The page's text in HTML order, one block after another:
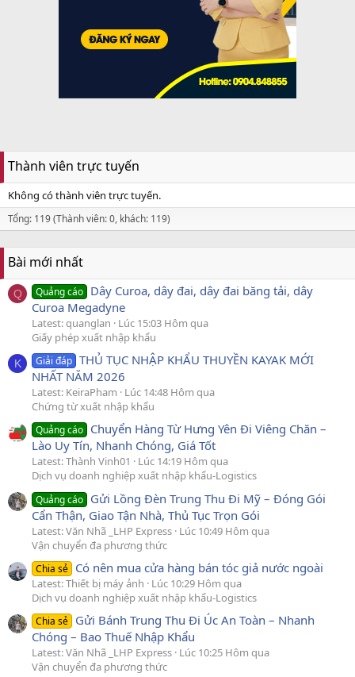
Thành viên trực tuyến
Không có thành viên trực tuyến.
Tổng: 119 (Thành viên: 0, khách: 119)
Bài mới nhất
Q Quảng cáo Dây Curoa, dây đai, dây đai băng tải, dây
Curoa Megadyne
Latest: quanglan
Lúc 15:03 Hôm qua
Giấy phép xuất nhập khẩu
K Giải đáp THỦ TỤC NHẬP KHẨU THUYỀN KAYAK MỚI
NHẤT NĂM 2026
Latest: KeiraPham
Lúc 14:48 Hôm qua
Chứng từ xuất nhập khẩu
Quảng cáo Chuyển Hàng Từ Hưng Yên Đi Viêng Chăn –
Lào Uy Tín, Nhanh Chóng, Giá Tốt
Latest: Thành Vinh01
Lúc 14:19 Hôm qua
Dịch vụ doanh nghiệp xuất nhập khẩu-Logistics
Quảng cáo Gửi Lồng Đèn Trung Thu Đi Mỹ – Đóng Gói
Cẩn Thận, Giao Tận Nhà, Thủ Tục Trọn Gói
Latest: Văn Nhã _LHP Express Lúc 10:49 Hôm qua
Vận chuyển đa phương thức
Chia sẻ Có nên mua cửa hàng bán tóc giả nước ngoài
Latest: Thiết bị máy ảnh
Lúc 10:29 Hôm qua
Dịch vụ doanh nghiệp xuất nhập khẩu-Logistics
Chia sẻ Gửi Bánh Trung Thu Đi Úc An Toàn – Nhanh
Chóng – Bao Thuế Nhập Khẩu
Latest: Văn Nhã _LHP Express Lúc 10:25 Hôm qua
Vận chuyển đa phương thức